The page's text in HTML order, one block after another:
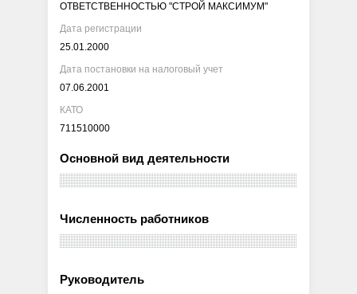
ОТВЕТСТВЕННОСТЬЮ "СТРОЙ МАКСИМУМ"
Дата регистрации
25.01.2000
Дата постановки на налоговый учет
07.06.2001
КАТО
711510000
Основной вид деятельности
Численность работников
Руководитель